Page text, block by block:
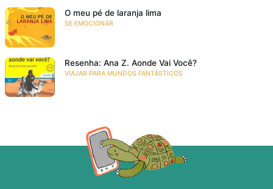
O meu pé de laranja lima
SE EMOCIONAR
Resenha: Ana Z. Aonde Vai Você?
VIAJAR PARA MUNDOS FANTÁSTICOS